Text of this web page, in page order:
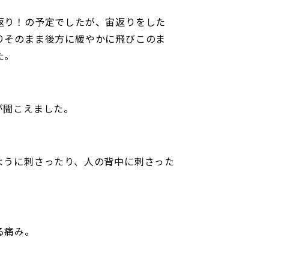
！の予定でしたが、宙返りをした
のまま後方に緩やかに飛びこのま
こえました。
に刺さったり、人の背中に刺さった
み。